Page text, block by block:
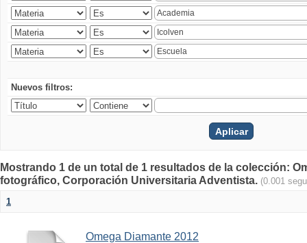
Nuevos filtros:
Mostrando 1 de un total de 1 resultados de la colección:
fotográfico, Corporación Universitaria Adventista. (0.001
1
Omega Diamante 2012